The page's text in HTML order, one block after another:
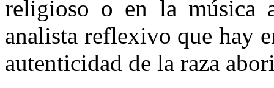
religioso o en la música
analista reflexivo que hay
autenticidad de la raza